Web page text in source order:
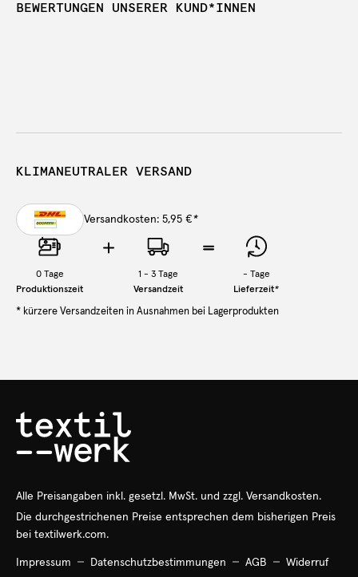
BEWERTUNGEN UNSERER KUND*INNEN
KLIMANEUTRALER VERSAND
Versandkosten: 5,95 €*
0Tage
Produktionszeit
1 - 3 Tage
Versandzeit
- Tage
Lieferzeit*
* kürzere Versandzeiten in Ausnahmen bei Lagerprodukten
Alle Preisangaben inkl. gesetzl. MwSt. und zzgl. Versandkosten.
Die durchgestrichenen Preise entsprechen dem bisherigen Preis
bei textilwerk.com.
Impressum Datenschutzbestimmungen AGB
Widerruf